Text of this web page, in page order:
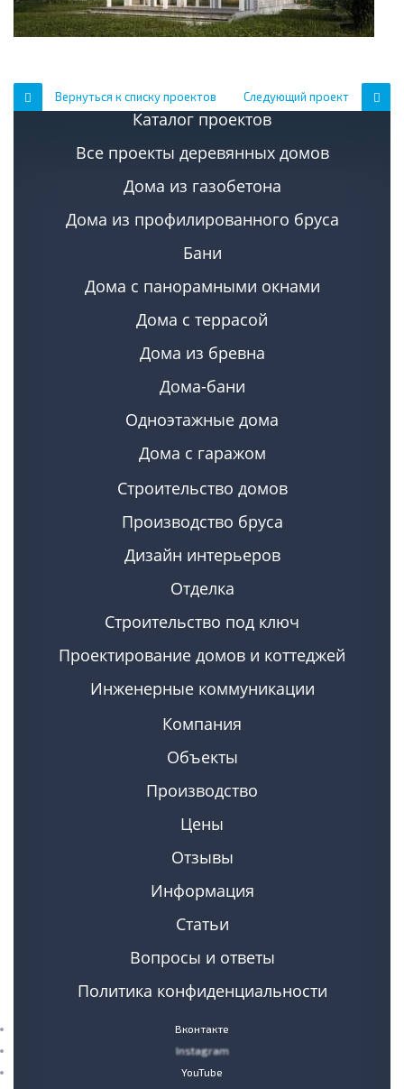
Вернуться к списку проектов Следующий проект
Каталог проектов
Все проекты деревянных домов
Дома из газобетона
Дома из профилированного бруса
Бани
Дома с панорамными окнами
Дома с террасой
Дома из бревна
Дома-бани
Одноэтажные дома
Дома с гаражом
Строительство домов
Производство бруса
Дизайн интерьеров
Отделка
Строительство под ключ
Проектирование домов и коттеджей
Инженерные коммуникации
Компания
Объекты
Производство
Цены
Отзывы
Информация
Статьи
Вопросы и ответы
Политика конфиденциальности
Вконтакте
Instagram
YouTube